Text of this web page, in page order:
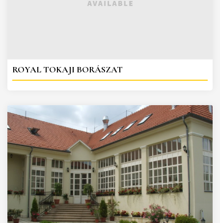
ROYAL TOKAJI BORÁSZAT